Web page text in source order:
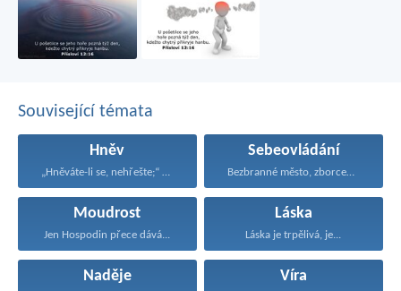
Související témata
Hněv
„Hněváte-li se, nehřešte;“ zkroťte...
Sebeovládání
Bezbranné město, zborcená hradba...
Moudrost
Jen Hospodin přece dává...
Láska
Láska je trpělivá, je...
Naděje Víra